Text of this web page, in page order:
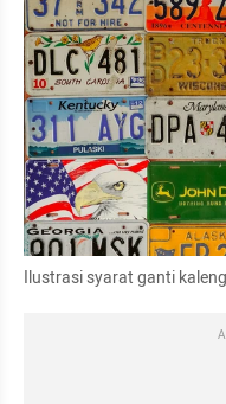
Ilustrasi syarat ganti